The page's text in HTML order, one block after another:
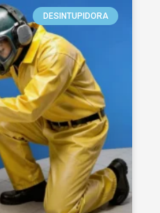
DESINTUPIDORA